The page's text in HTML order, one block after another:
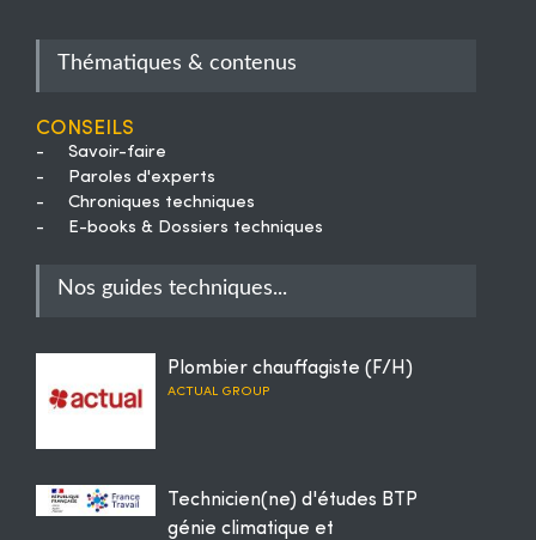
Thématiques & contenus
Conseils
-
Savoir-faire
-
Paroles d'experts
-
Chroniques techniques
-
E-books & Dossiers techniques
Nos guides techniques...
Plombier chauffagiste (F/H)
ACTUAL GROUP
Technicien(ne) d'études BTP
génie climatique et